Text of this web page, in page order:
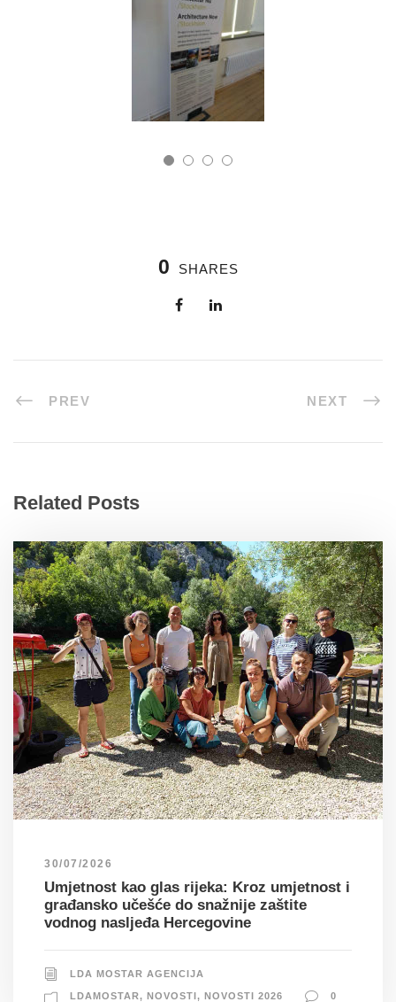
0 SHARES
PREV NEXT
Related Posts
30/07/2026
Umjetnost kao glas rijeka: Kroz umjetnost i
građansko učešće do snažnije zaštite
vodnog nasljeđa Hercegovine
LDA MOSTAR AGENCIJA
LDAMOSTAR, NOVOSTI, NOVOSTI 2026 0